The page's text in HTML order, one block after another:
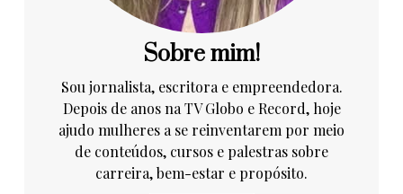
Sobre mim!
Sou jornalista, escritora e empreendedora.
Depois de anos na TV Globo e Record, hoje
ajudo mulheres a se reinventarem por meio
de conteúdos, cursos e palestras sobre
carreira, bem-estar e propósito.